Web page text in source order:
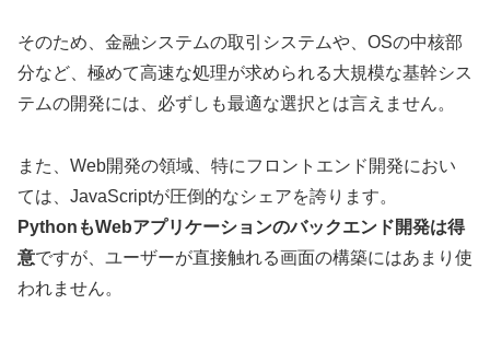
そのため、金融システムの取引システムや、OSの中核部
分など、極めて高速な処理が求められる大規模な基幹シス
テムの開発には、必ずしも最適な選択とは言えません。
また、Web開発の領域、特にフロントエンド開発におい
ては、JavaScriptが圧倒的なシェアを誇ります。
PythonもWebアプリケーションのバックエンド開発は得
意ですが、ユーザーが直接触れる画面の構築にはあまり使
われません。